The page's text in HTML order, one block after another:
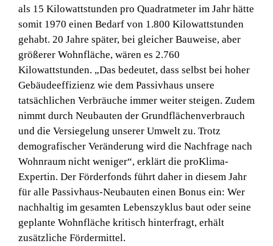
als 15 Kilowattstunden pro Quadratmeter im Jahr hätte
somit 1970 einen Bedarf von 1.800 Kilowattstunden
gehabt. 20 Jahre später, bei gleicher Bauweise, aber
größerer Wohnfläche, wären es 2.760
Kilowattstunden. „Das bedeutet, dass selbst bei hoher
Gebäudeeffizienz wie dem Passivhaus unsere
tatsächlichen Verbräuche immer weiter steigen. Zudem
nimmt durch Neubauten der Grundflächenverbrauch
und die Versiegelung unserer Umwelt zu. Trotz
demografischer Veränderung wird die Nachfrage nach
Wohnraum nicht weniger“, erklärt die proKlima-
Expertin. Der Förderfonds führt daher in diesem Jahr
für alle Passivhaus-Neubauten einen Bonus ein: Wer
nachhaltig im gesamten Lebenszyklus baut oder seine
geplante Wohnfläche kritisch hinterfragt, erhält
zusätzliche Fördermittel.